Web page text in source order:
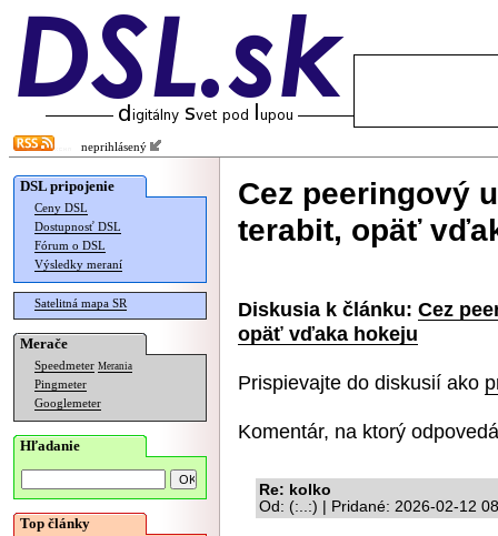
neprihlásený
DSL pripojenie
Ceny DSL
Dostupnosť DSL
Fórum o DSL
Výsledky meraní
Satelitná mapa SR
Merače
Speedmeter Merania
Pingmeter
Googlemeter
Hľadanie
Top články
Cez peeringový
terabit, opäť
Diskusia k článku: Cez
opäť vďaka hokeju
Prispievajte do diskusií ako
Komentár, na ktorý
Re: kolko
Od: (:..:) | Pridané: 2026-02-12